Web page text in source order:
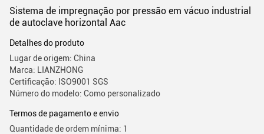
Sistema de impregnação por pressão em vácuo industrial
de autoclave horizontal Aac
Detalhes do produto
Lugar de origem: China
Marca: LIANZHONG
Certificação: ISO9001 SGS
Número do modelo: Como personalizado
Termos de pagamento e envio
Quantidade de ordem mínima: 1